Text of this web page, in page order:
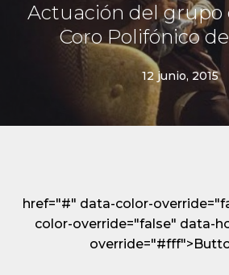
Actuación del grupo
Coro Polifónico
12 junio, 2015
href="#" data-color-
color-override="false" data-
override="#fff">